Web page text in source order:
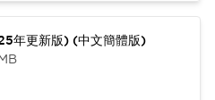
年更新版) (中文簡體版)